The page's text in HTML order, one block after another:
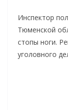
Инспектор
Тюменской
стопы ноги.
уголовного